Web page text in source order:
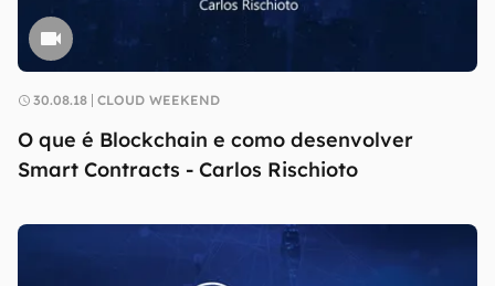
30.08.18 CLOUD WEEKEND
O que é Blockchain e como desenvolver
Smart Contracts - Carlos Rischioto